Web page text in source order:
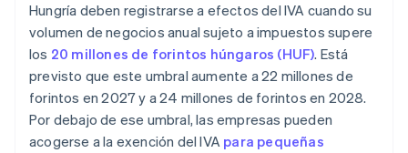
Hungría deben registrarse a efectos del IVA cuando su
volumen de negocios anual sujeto a impuestos supere
los 20 millones de forintos húngaros (HUF). Está
previsto que este umbral aumente a 22 millones de
forintos en 2027 y a 24 millones de forintos en 2028.
Por debajo de ese umbral, las empresas pueden
acogerse a la exención del IVA para pequeñas